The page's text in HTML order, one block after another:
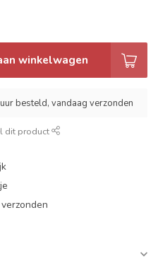
winkelwagen
besteld, vandaag verzonden
dit product